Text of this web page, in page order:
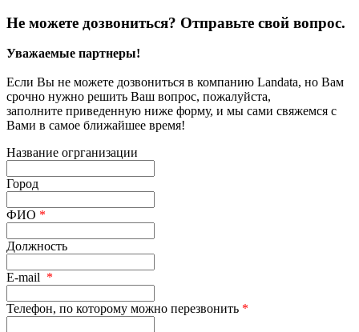
Не можете дозвониться? Отправьте свой вопрос.
Уважаемые партнеры!
Если Вы не можете дозвониться в компанию Landata, но Вам
срочно нужно решить Ваш вопрос, пожалуйста,
заполните приведенную ниже форму, и мы сами свяжемся с
Вами в самое ближайшее время!
Название огрганизации
Город
ФИО *
Должность
E-mail *
Телефон, по которому можно перезвонить *